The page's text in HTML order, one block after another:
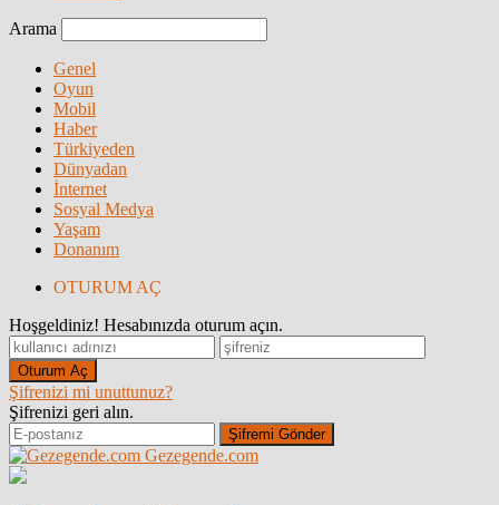
Arama
Genel
Oyun
Mobil
Haber
Türkiyeden
Dünyadan
İnternet
Sosyal Medya
Yaşam
Donanım
OTURUM AÇ
Hoşgeldiniz! Hesabınızda oturum açın.
Şifrenizi mi unuttunuz?
Şifrenizi geri alın.
Gezegende.com